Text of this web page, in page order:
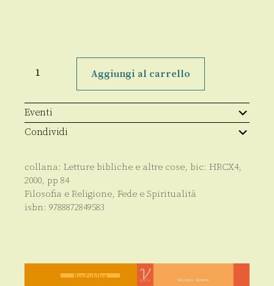
Aggiungi al carrello
Eventi
Condividi
collana: Letture bibliche e altre cose, bic: HRCX4,
2000, pp 84
Filosofia e Religione, Fede e Spiritualità
isbn: 9788872849583